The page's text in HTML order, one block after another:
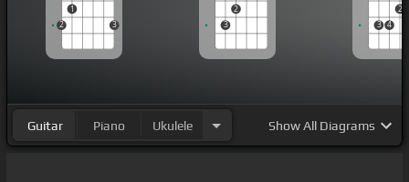
2
1
3
3
2
3 4
2
Guitar Piano Ukulele ShowAll Diagrams